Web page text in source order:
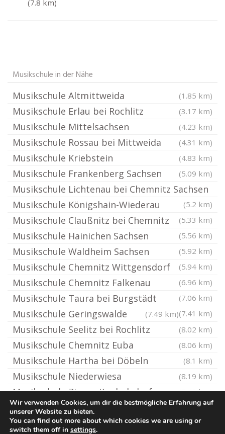
(7.8 km)
Musikschule in der Nähe
Musikschule Altmittweida (1.85 km)
Musikschule Erlau bei Rochlitz (3.17 km)
Musikschule Mittelsachsen (4.23 km)
Musikschule Rossau bei Mittweida (4.31 km)
Musikschule Kriebstein (4.83 km)
Musikschule Frankenberg Sachsen (5.09 km)
Musikschule Lichtenau bei Chemnitz Sachsen
(5.2 km)
Musikschule Königshain-Wiederau
(5.33 km)
Musikschule Claußnitz bei Chemnitz
(5.56 km)
Musikschule Hainichen Sachsen
(5.92 km)
Musikschule Waldheim Sachsen
(5.94 km)
Musikschule Chemnitz Wittgensdorf
(6.96 km)
Musikschule Chemnitz Falkenau
(7.06 km)
Musikschule Taura bei Burgstädt
(7.41 km)
Musikschule Geringswalde (7.49 km)
Musikschule Seelitz bei Rochlitz (8.02 km)
Musikschule Chemnitz Euba (8.06 km)
Musikschule Hartha bei Döbeln (8.1 km)
Musikschule Niederwiesa (8.19 km)
Musikschule Ziegra-Knobelsdorf (8.48 km)
© Ton-Musikschule.de
Wir verwenden Cookies, um dir die bestmögliche Erfahrung auf
unserer Website zu bieten.
You can find out more about which cookies we are using or
switch them off in settings.